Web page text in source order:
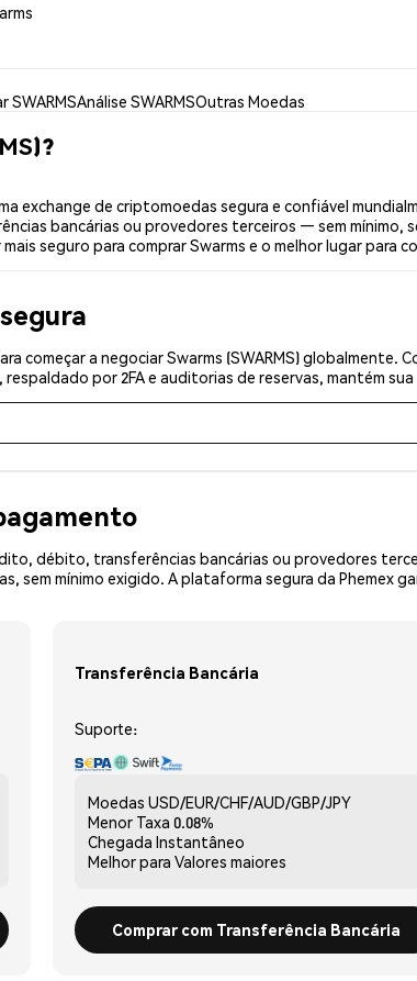
SWARMSAnálise SWARMSOutras Moedas
exchange de criptomoedas segura e confiável
bancárias ou provedores terceiros — sem mínimo,
seguro para comprar Swarms e o melhor lugar para
começar a negociar Swarms (SWARMS)
por 2FA e auditorias de reservas, mantém
débito, transferências bancárias ou provedores
sem mínimo exigido. A plataforma segura da Phemex
Transferência Bancária
Suporte:
Moedas USD/EUR/CHF/AUD/GBP/JPY
Menor Taxa 0.08%
Chegada Instantâneo
Melhor para Valores maiores
Comprar com Transferência Bancária